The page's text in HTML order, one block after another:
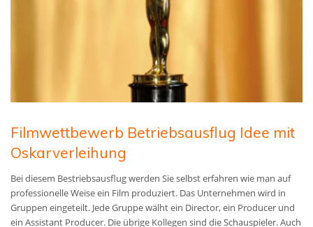
Filmwettbewerb Betriebsausflug Idee mit
Oskarverleihung
Bei diesem Bestriebsausflug werden Sie selbst erfahren wie man auf
professionelle Weise ein Film produziert. Das Unternehmen wird in
Gruppen eingeteilt. Jede Gruppe wälht ein Director, ein Producer und
ein Assistant Producer. Die übrige Kollegen sind die Schauspieler. Auch